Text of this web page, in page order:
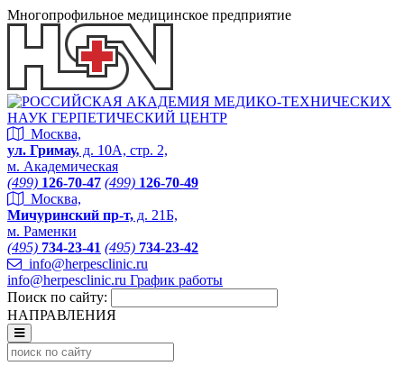
Многопрофильное медицинское предприятие
Москва,
ул. Гримау, д. 10А, стр. 2,
м. Академическая
(499) 126-70-47 (499) 126-70-49
Москва,
Мичуринский пр-т, д. 21Б,
м. Раменки
(495) 734-23-41 (495) 734-23-42
info@herpesclinic.ru
info@herpesclinic.ru График работы
Поиск по сайту:
НАПРАВЛЕНИЯ